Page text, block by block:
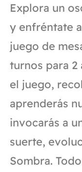
Explora un
y enfréntate
juego de
turnos para 2
el juego,
aprenderás
invocarás a
suerte,
Sombra.